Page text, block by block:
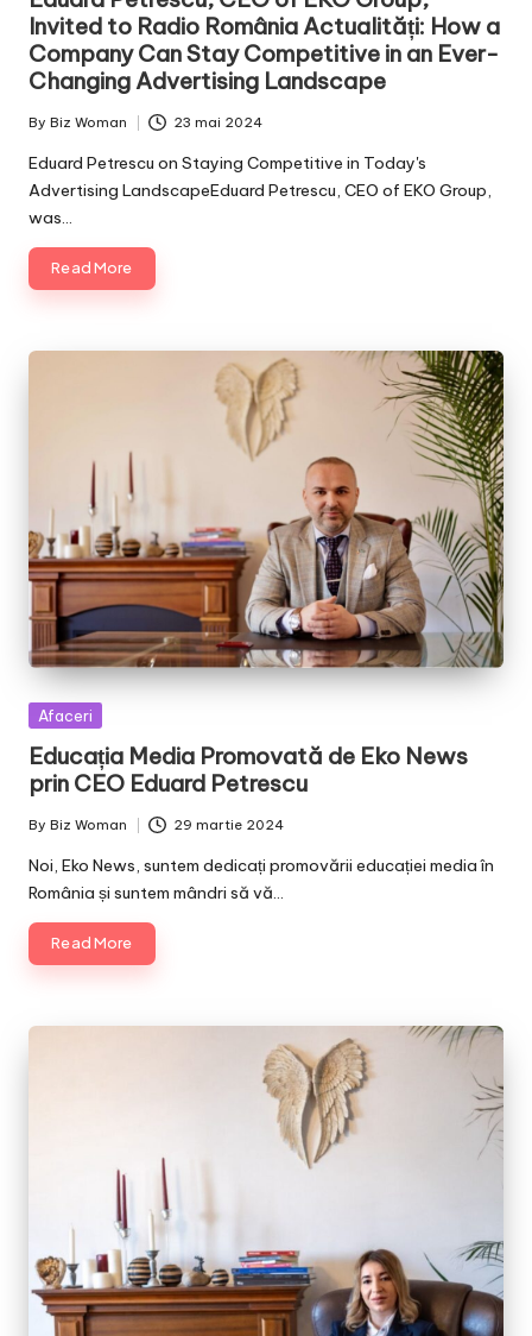
Invited to Radio România Actualități: How a
Company Can Stay Competitive in an Ever-
Changing Advertising Landscape
Posted
by
By Biz Woman 23 mai 2024
Eduard Petrescu on Staying Competitive in Today's
Advertising LandscapeEduard Petrescu, CEO of EKO Group,
was…
Read More
Posted
Afaceri
Educația Media Promovată de Eko News
prin CEO Eduard Petrescu
Posted
by
By Biz Woman 29 martie 2024
Noi, Eko News, suntem dedicați promovării educației media în
România și suntem mândri să vă…
Read More